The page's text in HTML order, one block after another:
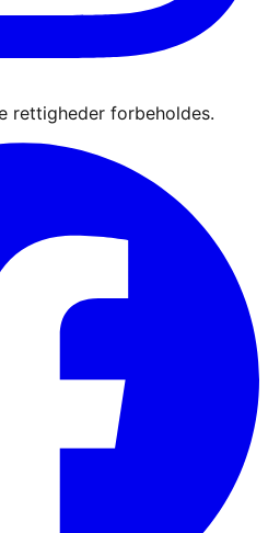
rettigheder forbeholdes.